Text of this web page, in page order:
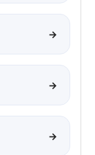
→
→
→